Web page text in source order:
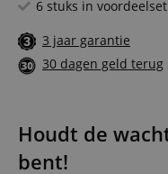
6 stuks in voordeelset
3 jaar garantie
30 dagen geld terug
Houdt de
bent!